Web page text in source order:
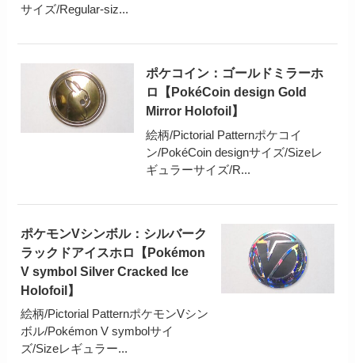
サイズ/Regular-siz...
ポケコイン：ゴールドミラーホ
ロ【PokéCoin design Gold
Mirror Holofoil】
絵柄/Pictorial Patternポケコイ
ン/PokéCoin designサイズ/Sizeレ
ギュラーサイズ/R...
ポケモンVシンボル：シルバーク
ラックドアイスホロ【Pokémon
V symbol Silver Cracked Ice
Holofoil】
絵柄/Pictorial PatternポケモンVシン
ボル/Pokémon V symbolサイ
ズ/Sizeレギュラー...